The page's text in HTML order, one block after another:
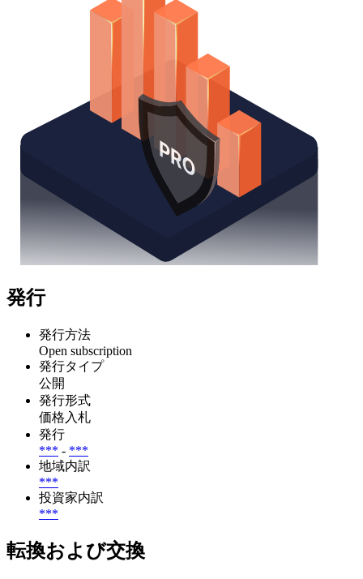
発行
発行方法
Open subscription
発行タイプ
公開
発行形式
価格入札
発行
*** - ***
地域内訳
***
投資家内訳
***
転換および交換